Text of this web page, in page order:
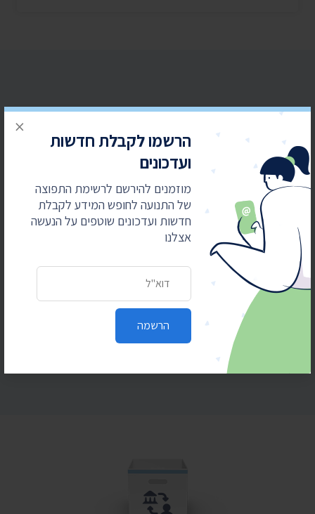
הרשמו לקבלת חדשות
ועדכונים
מוזמנים להירשם לרשימת התפוצה
של התנועה לחופש המידע לקבלת
חדשות ועדכונים שוטפים על הנעשה
אצלנו
הרשמה
× הרשמו לקבלת חדשות ועדכונים
מוזמנים להירשם לרשימת התפוצה של התנועה
לחופש המידע לקבלת חדשות ועדכונים שוטפים על
הנעשה אצלנו
כתובת דואר אלקטרוני
הרשמה